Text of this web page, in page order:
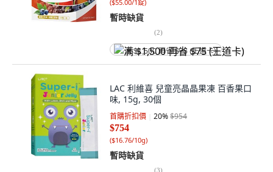
($55.00/1錠)
暫時缺貨
(2)
满 $1,500 再省 $75 (王道卡)
LAC 利維喜 兒童亮晶晶果凍 百香果口
味, 15g, 30個
首購折扣價 20%$954
$754
($16.76/10g)
暫時缺貨
(3)